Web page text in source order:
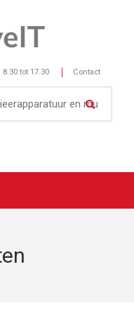
8.30 tot 17.30 Contact